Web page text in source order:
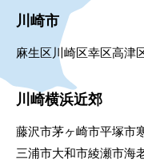
川崎市
麻生区 川崎区幸区高津
川崎横浜近郊
藤沢市茅ヶ崎市平塚市
三浦市大和市綾瀬市海